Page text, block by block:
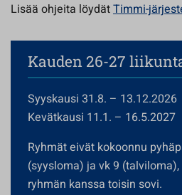
Lisää ohjeita löydätTimmi-
Kauden 26-27
Syyskausi 31.8. – 13.12.2026
Kevätkausi 11.1. – 16.5.2027
Ryhmät eivät kokoonnu
(syysloma) ja vk 9
ryhmän kanssa toisin sovi.